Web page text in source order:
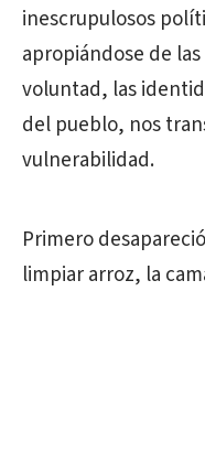
inescrupulosos
apropiándose de
voluntad, las
del pueblo, nos
vulnerabilidad.
Primero
limpiar arroz, la